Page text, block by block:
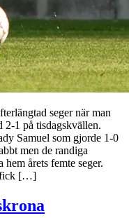
seger när man
2-1 på tisdagskvällen.
Samuel som gjorde 1-0
men de randiga
årets femte seger.
fick […]